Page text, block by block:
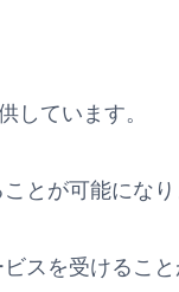
しています。
とが可能になり
スを受けること